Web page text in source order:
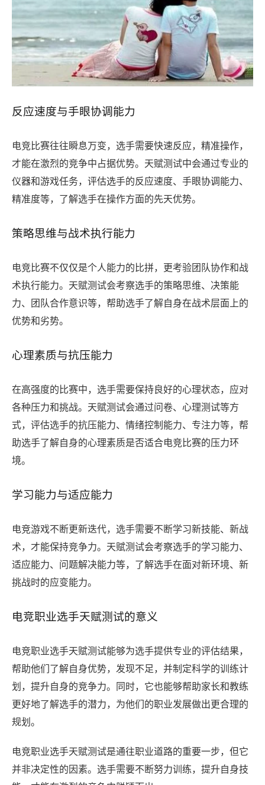
反应速度与手眼协调能力
电竞比赛往往瞬息万变，选手需要快速反应，精准操作，
才能在激烈的竞争中占据优势。天赋测试中会通过专业的
仪器和游戏任务，评估选手的反应速度、手眼协调能力、
精准度等，了解选手在操作方面的先天优势。
策略思维与战术执行能力
电竞比赛不仅仅是个人能力的比拼，更考验团队协作和战
术执行能力。天赋测试会考察选手的策略思维、决策能
力、团队合作意识等，帮助选手了解自身在战术层面上的
优势和劣势。
心理素质与抗压能力
在高强度的比赛中，选手需要保持良好的心理状态，应对
各种压力和挑战。天赋测试会通过问卷、心理测试等方
式，评估选手的抗压能力、情绪控制能力、专注力等，帮
助选手了解自身的心理素质是否适合电竞比赛的压力环
境。
学习能力与适应能力
电竞游戏不断更新迭代，选手需要不断学习新技能、新战
术，才能保持竞争力。天赋测试会考察选手的学习能力、
适应能力、问题解决能力等，了解选手在面对新环境、新
挑战时的应变能力。
电竞职业选手天赋测试的意义
电竞职业选手天赋测试能够为选手提供专业的评估结果，
帮助他们了解自身优势，发现不足，并制定科学的训练计
划，提升自身的竞争力。同时，它也能够帮助家长和教练
更好地了解选手的潜力，为他们的职业发展做出更合理的
规划。
电竞职业选手天赋测试是通往职业道路的重要一步，但它
并非决定性的因素。选手需要不断努力训练，提升自身技